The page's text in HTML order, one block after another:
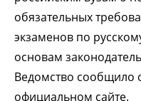
обязательных
экзаменов по
основам
Ведомство сообщило
официальном сайте.